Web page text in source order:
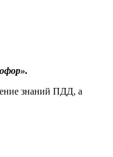
знаний ПДД, а